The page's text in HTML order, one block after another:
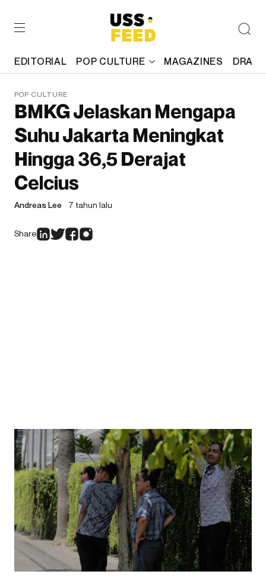
EDITORIAL POP CULTURE MAGAZINES
POP CULTURE
BMKG Jelaskan Mengapa
Suhu Jakarta Meningkat
Hingga 36,5 Derajat
Celcius
Andreas Lee 7 tahun lalu
Share